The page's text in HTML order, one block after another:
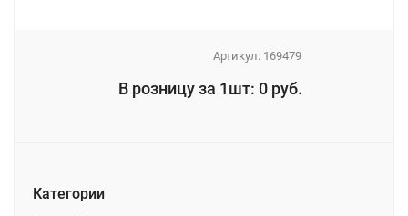
Артикул: 169479
В розницу за 1шт: 0 руб.
Категории